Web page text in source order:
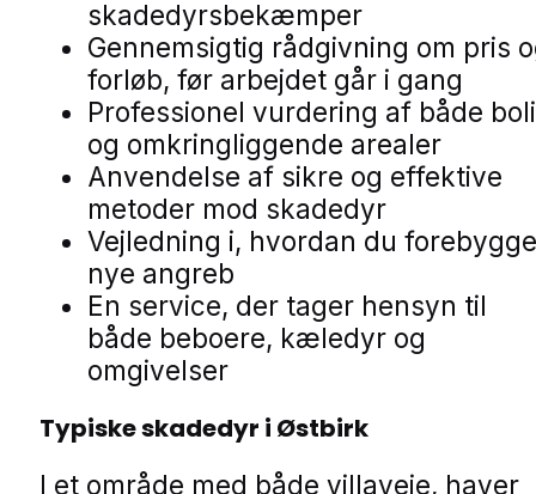
skadedyrsbekæmper
Gennemsigtig rådgivning om pris
forløb, før arbejdet går i gang
Professionel vurdering af både
og omkringliggende arealer
Anvendelse af sikre og effektive
metoder mod skadedyr
Vejledning i, hvordan du
nye angreb
En service, der tager hensyn til
både beboere, kæledyr og
omgivelser
Typiske skadedyr i Østbirk
I et område med både villaveje, haver